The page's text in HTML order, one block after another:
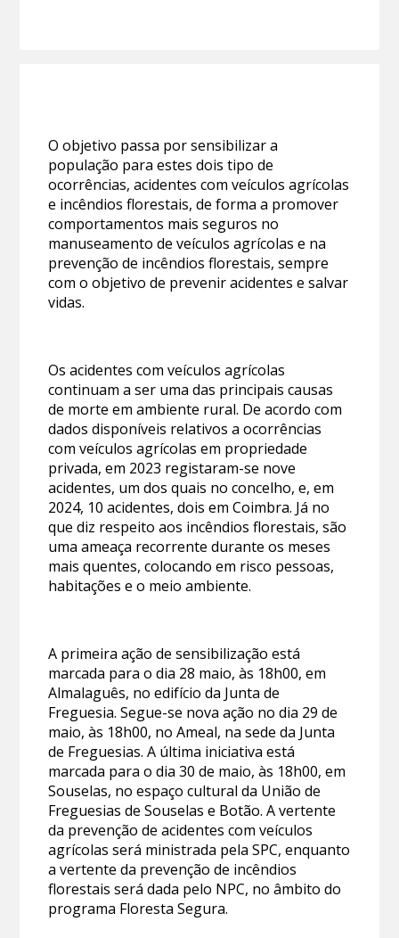
O objetivo passa por sensibilizar a
população para estes dois tipo de
ocorrências, acidentes com veículos agrícolas
e incêndios florestais, de forma a promover
comportamentos mais seguros no
manuseamento de veículos agrícolas e na
prevenção de incêndios florestais, sempre
com o objetivo de prevenir acidentes e salvar
vidas.
Os acidentes com veículos agrícolas
continuam a ser uma das principais causas
de morte em ambiente rural. De acordo com
dados disponíveis relativos a ocorrências
com veículos agrícolas em propriedade
privada, em 2023 registaram-se nove
acidentes, um dos quais no concelho, e, em
2024, 10 acidentes, dois em Coimbra. Já no
que diz respeito aos incêndios florestais, são
uma ameaça recorrente durante os meses
mais quentes, colocando em risco pessoas,
habitações e o meio ambiente.
A primeira ação de sensibilização está
marcada para o dia 28 maio, às 18h00, em
Almalaguês, no edifício da Junta de
Freguesia. Segue-se nova ação no dia 29 de
maio, às 18h00, no Ameal, na sede da Junta
de Freguesias. A última iniciativa está
marcada para o dia 30 de maio, às 18h00, em
Souselas, no espaço cultural da União de
Freguesias de Souselas e Botão. A vertente
da prevenção de acidentes com veículos
agrícolas será ministrada pela SPC, enquanto
a vertente da prevenção de incêndios
florestais será dada pelo NPC, no âmbito do
programa Floresta Segura.